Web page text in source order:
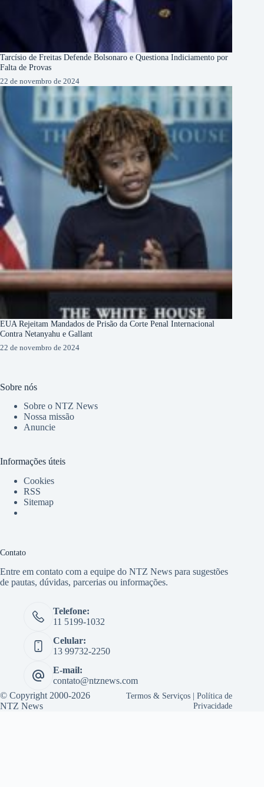
Tarcísio de Freitas Defende Bolsonaro e Questiona Indiciamento por
Falta de Provas
22 de novembro de 2024
EUA Rejeitam Mandados de Prisão da Corte Penal Internacional
Contra Netanyahu e Gallant
22 de novembro de 2024
Sobre nós
Sobre o NTZ News
Nossa missão
Anuncie
Informações úteis
Cookies
RSS
Sitemap
Contato
Entre em contato com a equipe do NTZ News para sugestões
de pautas, dúvidas, parcerias ou informações.
Telefone:
11 5199-1032
Celular:
13 99732-2250
E-mail:
contato@ntznews.com
© Copyright 2000-2026
NTZ News
Termos & Serviços |Política de
Privacidade